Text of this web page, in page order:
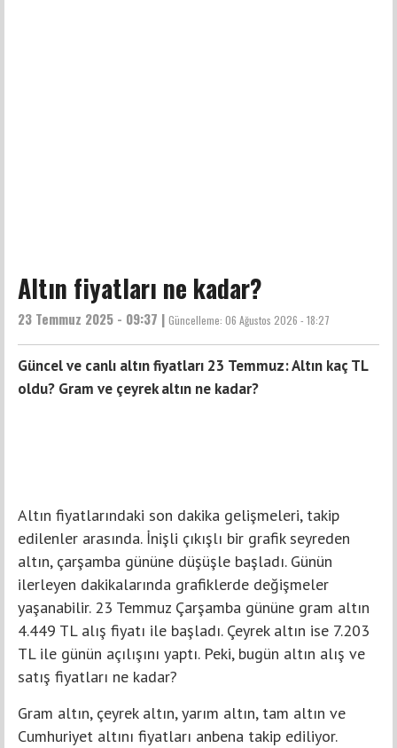
Altın fiyatları ne kadar?
23 Temmuz 2025 - 09:37 | Güncelleme: 06 Ağustos 2026 - 18:27
Güncel ve canlı altın fiyatları 23 Temmuz: Altın kaç TL
oldu? Gram ve çeyrek altın ne kadar?
Altın fiyatlarındaki son dakika gelişmeleri, takip
edilenler arasında. İnişli çıkışlı bir grafik seyreden
altın, çarşamba gününe düşüşle başladı. Günün
ilerleyen dakikalarında grafiklerde değişmeler
yaşanabilir. 23 Temmuz Çarşamba gününe gram altın
4.449 TL alış fiyatı ile başladı. Çeyrek altın ise 7.203
TL ile günün açılışını yaptı. Peki, bugün altın alış ve
satış fiyatları ne kadar?
Gram altın, çeyrek altın, yarım altın, tam altın ve
Cumhuriyet altını fiyatları anbena takip ediliyor.